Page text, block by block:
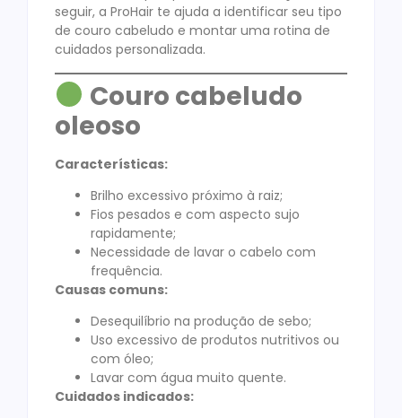
seguir, a ProHair te ajuda a identificar seu tipo
de couro cabeludo e montar uma rotina de
cuidados personalizada.
Couro cabeludo
oleoso
Características:
Brilho excessivo próximo à raiz;
Fios pesados e com aspecto sujo
rapidamente;
Necessidade de lavar o cabelo com
frequência.
Causas comuns:
Desequilíbrio na produção de sebo;
Uso excessivo de produtos nutritivos ou
com óleo;
Lavar com água muito quente.
Cuidados indicados: